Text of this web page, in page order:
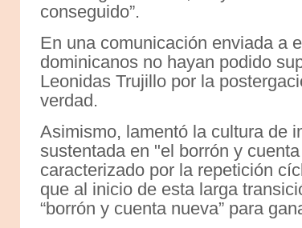
conseguido”.
En una comunicación enviada a
dominicanos no hayan podido
Leonidas Trujillo por la
verdad.
Asimismo, lamentó la cultura de
sustentada en "el borrón y
caracterizado por la repetición
que al inicio de esta larga
“borrón y cuenta nueva” para